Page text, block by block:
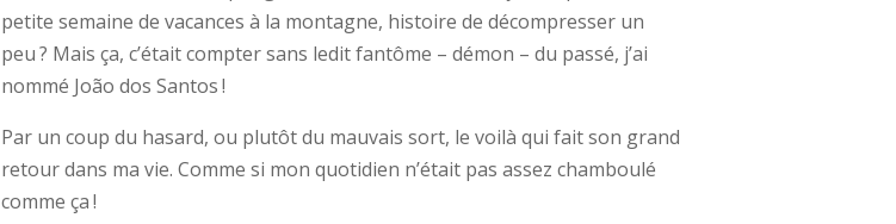
petite semaine de vacances à la montagne, histoire de décompresser un
peu ? Mais ça, c’était compter sans ledit fantôme – démon – du passé, j’ai
nommé João dos Santos !
Par un coup du hasard, ou plutôt du mauvais sort, le voilà qui fait son grand
retour dans ma vie. Comme si mon quotidien n’était pas assez chamboulé
comme ça !